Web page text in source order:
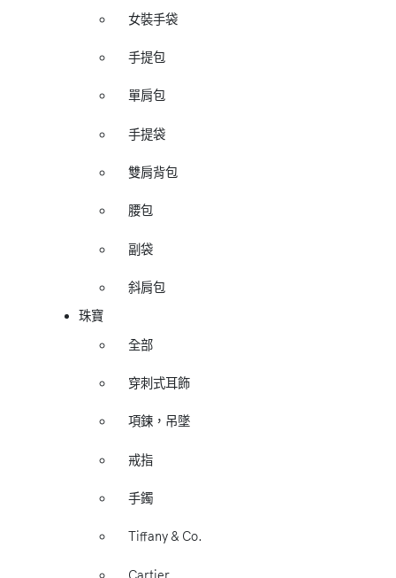
女裝手袋
手提包
單肩包
手提袋
雙肩背包
腰包
副袋
斜肩包
珠寶
全部
穿刺式耳飾
項鍊，吊墜
戒指
手鐲
Tiffany & Co.